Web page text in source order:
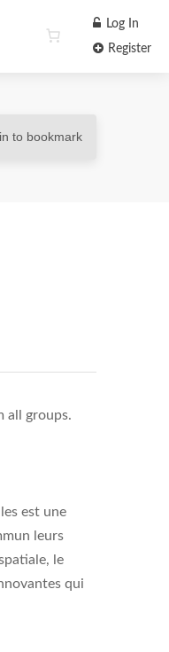
Log In
Register
to bookmark
all groups.
est une
leurs
le
qui